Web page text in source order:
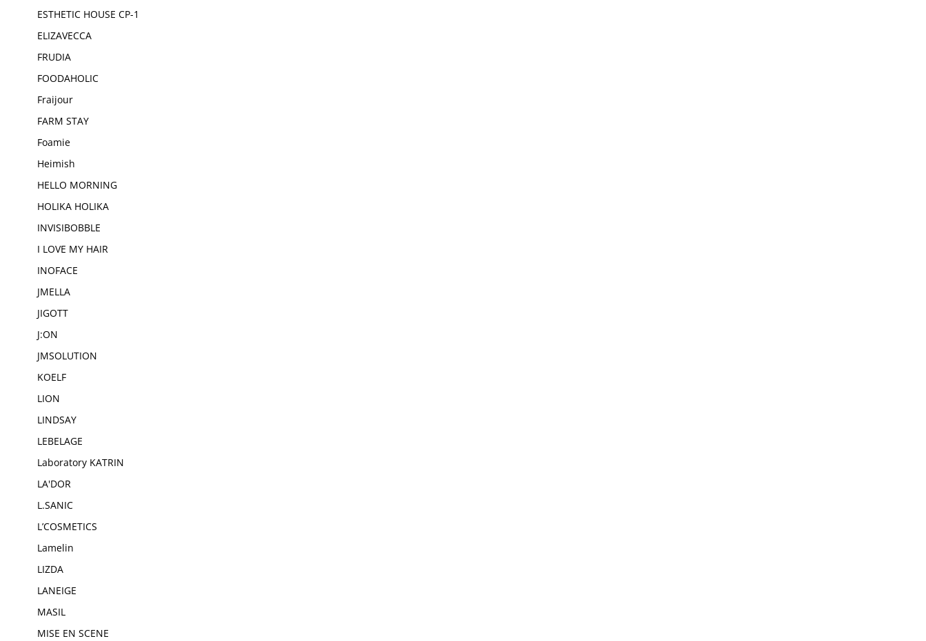
ESTHETIC HOUSE CP-1
ELIZAVECCA
FRUDIA
FOODAHOLIC
Fraijour
FARM STAY
Foamie
Heimish
HELLO MORNING
HOLIKA HOLIKA
INVISIBOBBLE
I LOVE MY HAIR
INOFACE
JMELLA
JIGOTT
J:ON
JMSOLUTION
KOELF
LION
LINDSAY
LEBELAGE
Laboratory KATRIN
LA'DOR
L.SANIC
L’COSMETICS
Lamelin
LIZDA
LANEIGE
MASIL
MISE EN SCENE